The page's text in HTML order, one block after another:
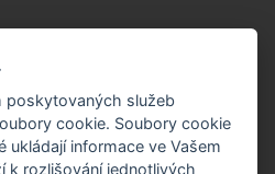
poskytovaných služeb
cookie. Soubory cookie
ukládají informace ve Vašem
k rozlišování jednotlivých